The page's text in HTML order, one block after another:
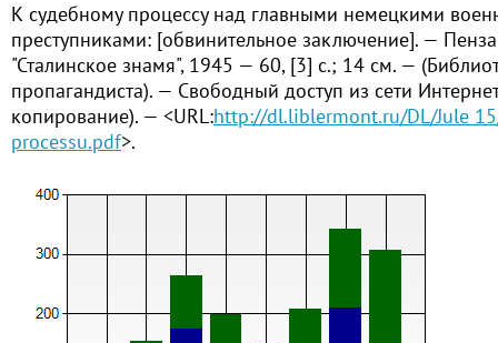
К судебному процессу над главными немецкими
преступниками: [обвинительное заключение]. —
"Сталинское знамя", 1945 — 60, [3] с.; 14 см. —
пропагандиста). — Свободный доступ из сети
копирование). — <URL:http://dl.liblermont.ru/DL/Jule
processu.pdf>.